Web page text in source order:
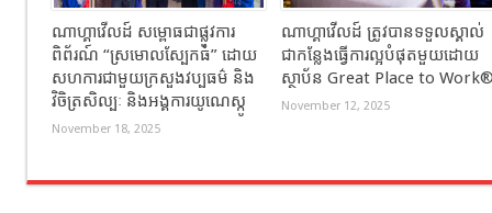
ណាហ្គាវើលដ៍ សម្ពោធជាផ្លូវការ
ពិព័រណ៍ “ស្រមោលស្បែកធំ” ដោយ
សហការជាមួយក្រសួងវប្បធម៌ និង
វិចិត្រសិល្បៈ និងអង្គការយូណេស្កូ
November 18, 2025
ណាហ្គាវើលដ៍ ត្រូវបានទទួលស្គាល់
ជាកន្លែងធ្វើការល្អបំផុតមួយដោយ
ស្ថាប័ន Great Place to
November 12, 2025